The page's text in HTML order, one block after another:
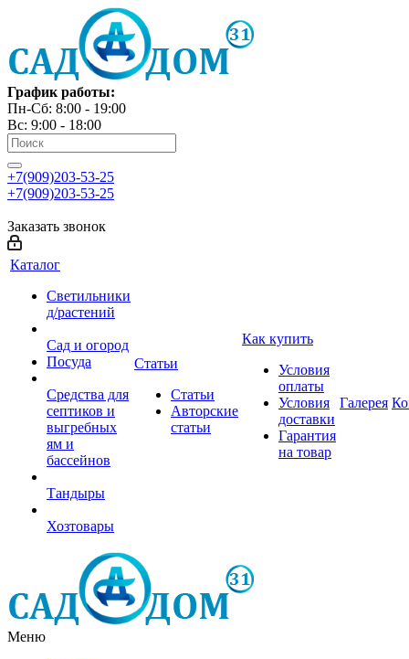
График работы:
Пн-Сб: 8:00 - 19:00
Вс: 9:00 - 18:00
+7(909)203-53-25
+7(909)203-53-25
Заказать звонок
Каталог
Светильники
д/растений
Сад и огород
Посуда
Средства для
септиков и
выгребных
ям и
бассейнов
Тандыры
Хозтовары
Статьи
Статьи
Авторские
статьи
Как купить
Условия
оплаты
Условия
доставки
Гарантия
на товар
Галерея
Меню